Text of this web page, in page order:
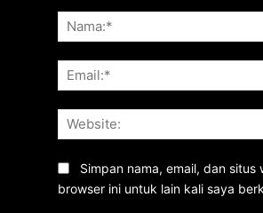
Simpan nama, email, dan situs
browser ini untuk lain kali saya